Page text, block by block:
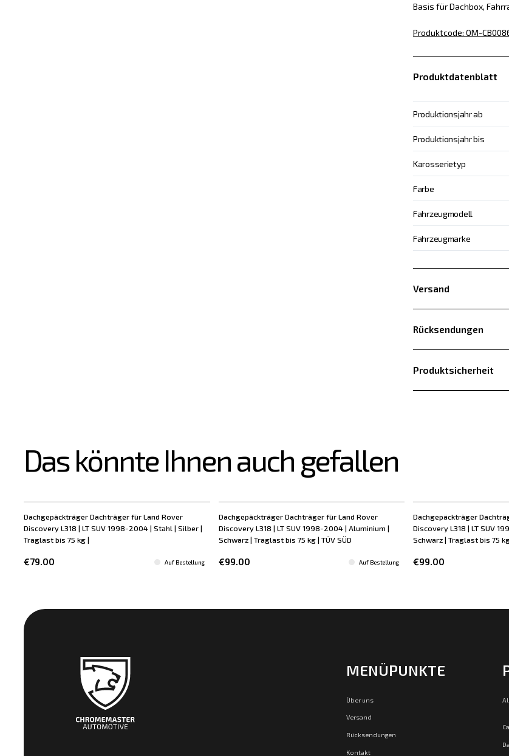
Basis für Dachbox,
Produktcode: OM-
Produktdatenblatt
Produktionsjahr ab
Produktionsjahr bis
Karosserietyp
Farbe
Fahrzeugmodell
Fahrzeugmarke
Versand
Rücksendungen
Produktsicherheit
Das könnte Ihnen auch gefallen
Dachgepäckträger Dachträger für Land Rover
Discovery L318 | LT SUV 1998-2004 | Stahl | Silber |
Traglast bis 75 kg |
€79.00 Auf Bestellung
Dachgepäckträger Dachträger für Land Rover
Discovery L318 | LT SUV 1998-2004 | Aluminium |
Schwarz | Traglast bis 75 kg | TÜV SÜD
€99.00 Auf Bestellung
Dachgepäckträger
Discovery L318 | LT SUV
Schwarz | Traglast bis 75 kg
€99.00
MENÜPUNKTE
Über uns
Versand
Rücksendungen
Kontakt